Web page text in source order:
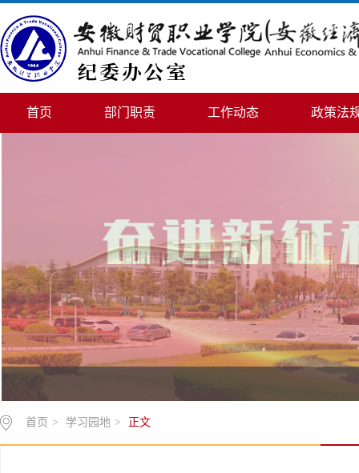
首页 部门职责 工作动态 政策法
首页 > 学习园地 > 正文